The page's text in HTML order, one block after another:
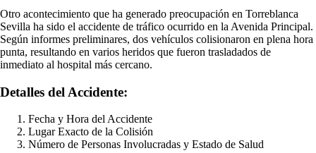
Otro acontecimiento que ha generado preocupación en Torreblanca
Sevilla ha sido el accidente de tráfico ocurrido en la Avenida Principal.
Según informes preliminares, dos vehículos colisionaron en plena hora
punta, resultando en varios heridos que fueron trasladados de
inmediato al hospital más cercano.
Detalles del Accidente:
Fecha y Hora del Accidente
Lugar Exacto de la Colisión
Número de Personas Involucradas y Estado de Salud